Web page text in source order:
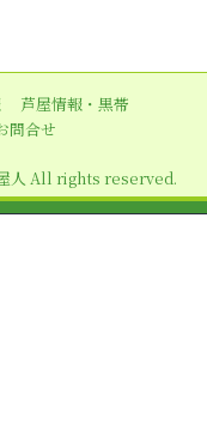
芦屋情報・黒帯
問合せ
人 All rights reserved.